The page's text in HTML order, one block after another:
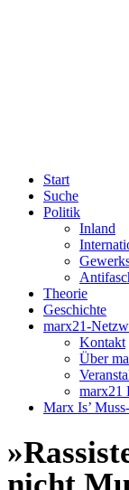
Start
Suche
Politik
Inland
Theorie
Geschichte
marx21-
Kontakt
Über
marx21
Marx Is’